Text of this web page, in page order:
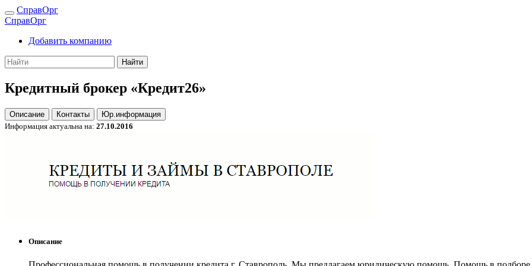
СправОрг
СправОрг
Добавить компанию
Найти
Кредитный брокер «Кредит26»
Описание Контакты
Юр.информация
Информация актуальна на: 27.10.2016
Описание